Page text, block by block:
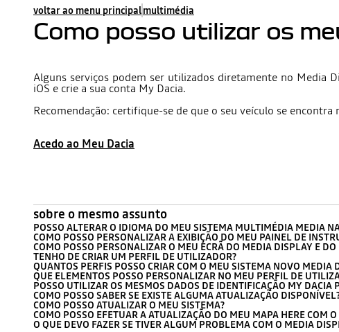
voltar ao menu principalmultimédia
Como posso utilizar os
Alguns serviços podem ser utilizados diretamente no Media
iOS e crie a sua conta My Dacia.
Recomendação: certifique-se de que o seu veículo se
Acedo ao Meu Dacia
sobre o mesmo assunto
POSSO ALTERAR O IDIOMA DO MEU SISTEMA MULTIMÉDIA MEDIA
COMO POSSO PERSONALIZAR A EXIBIÇÃO DO MEU PAINEL DE
COMO POSSO PERSONALIZAR O MEU ECRÃ DO MEDIA DISPLAY E
TENHO DE CRIAR UM PERFIL DE UTILIZADOR?
QUANTOS PERFIS POSSO CRIAR COM O MEU SISTEMA NOVO MEDIA
QUE ELEMENTOS POSSO PERSONALIZAR NO MEU PERFIL DE
POSSO UTILIZAR OS MESMOS DADOS DE IDENTIFICAÇÃO MY DACIA
COMO POSSO SABER SE EXISTE ALGUMA ATUALIZAÇÃO
COMO POSSO ATUALIZAR O MEU SISTEMA?
COMO POSSO EFETUAR A ATUALIZAÇÃO DO MEU MAPA HERE COM
O QUE DEVO FAZER SE TIVER ALGUM PROBLEMA COM O MEDIA